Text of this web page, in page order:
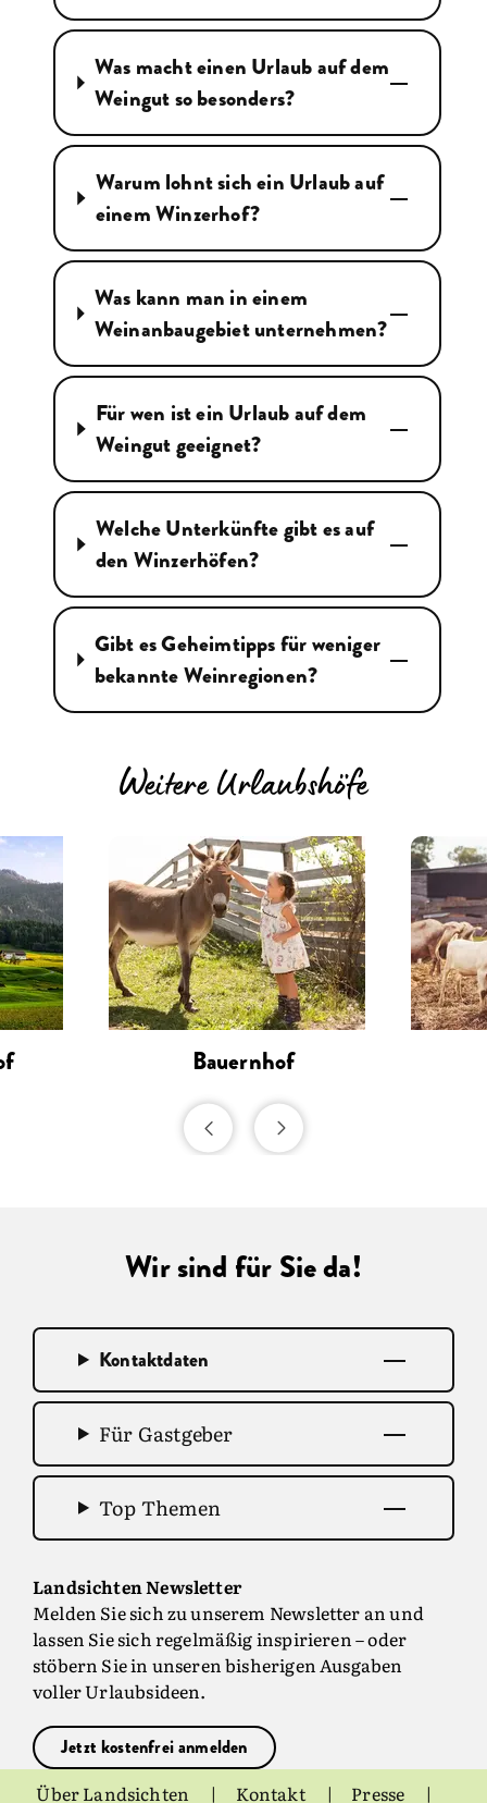
Was macht einen Urlaub auf dem
Weingut so besonders?
Warum lohnt sich ein Urlaub auf
einem Winzerhof?
Was kann man in einem
Weinanbaugebiet unternehmen?
Für wen ist ein Urlaub auf dem
Weingut geeignet?
Welche Unterkünfte gibt es auf
den Winzerhöfen?
Gibt es Geheimtipps für weniger
bekannte Weinregionen?
Weitere Urlaubshöfe
Bauernhof
Wir sind für Sie da!
Kontaktdaten
Für Gastgeber
Top Themen
Landsichten Newsletter
Melden Sie sich zu unserem Newsletter an und
lassen Sie sich regelmäßig inspirieren – oder
stöbern Sie in unseren bisherigen Ausgaben
voller Urlaubsideen.
Jetzt kostenfrei anmelden
Über Landsichten Kontakt Presse